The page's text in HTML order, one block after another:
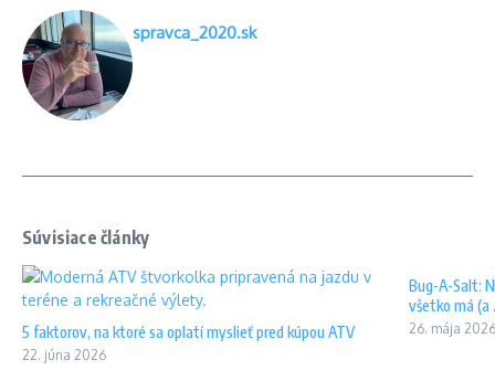
spravca_2020.sk
Súvisiace články
5 faktorov, na ktoré sa oplatí myslieť pred kúpou ATV
22. júna 2026
Bug-A-Salt:
všetko má (a
26. mája 2026